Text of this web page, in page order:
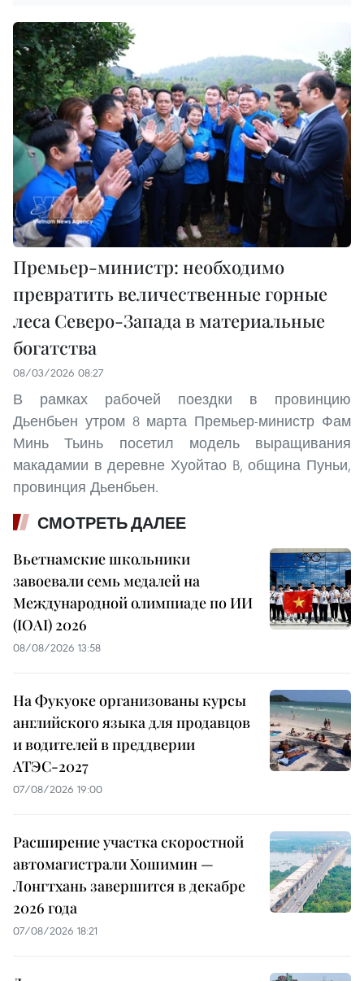
Премьер-министр: необходимо
превратить величественные горные
леса Северо-Запада в материальные
богатства
08/03/2026 08:27
В рамках рабочей поездки в провинцию
Дьенбьен утром 8 марта Премьер-министр Фам
Минь Тьинь посетил модель выращивания
макадамии в деревне Хуойтао B, община Пуньи,
провинция Дьенбьен.
СМОТРЕТЬ ДАЛЕЕ
Вьетнамские школьники
завоевали семь медалей на
Международной олимпиаде по ИИ
(IOAI) 2026
08/08/2026 13:58
На Фукуоке организованы курсы
английского языка для продавцов
и водителей в преддверии
АТЭС-2027
07/08/2026 19:00
Расширение участка скоростной
автомагистрали Хошимин —
Лонгтхань завершится в декабре
2026 года
07/08/2026 18:21